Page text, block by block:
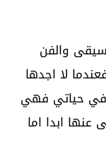
والفن
لا اجدها
حياتي فهي
ابدا اما